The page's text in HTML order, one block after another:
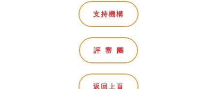
支持機構
評審團
返回上頁